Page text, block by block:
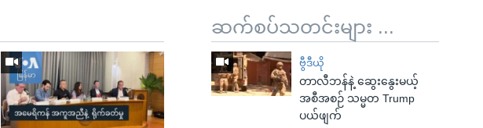
ဆက်စပ်သတင်းများ ...
ဗွီဒီယို
တာလီဘန်နဲ့ ဆွေးနွေးမယ့်
အစီအစဉ် သမ္မတ Trump
ပယ်ဖျက်